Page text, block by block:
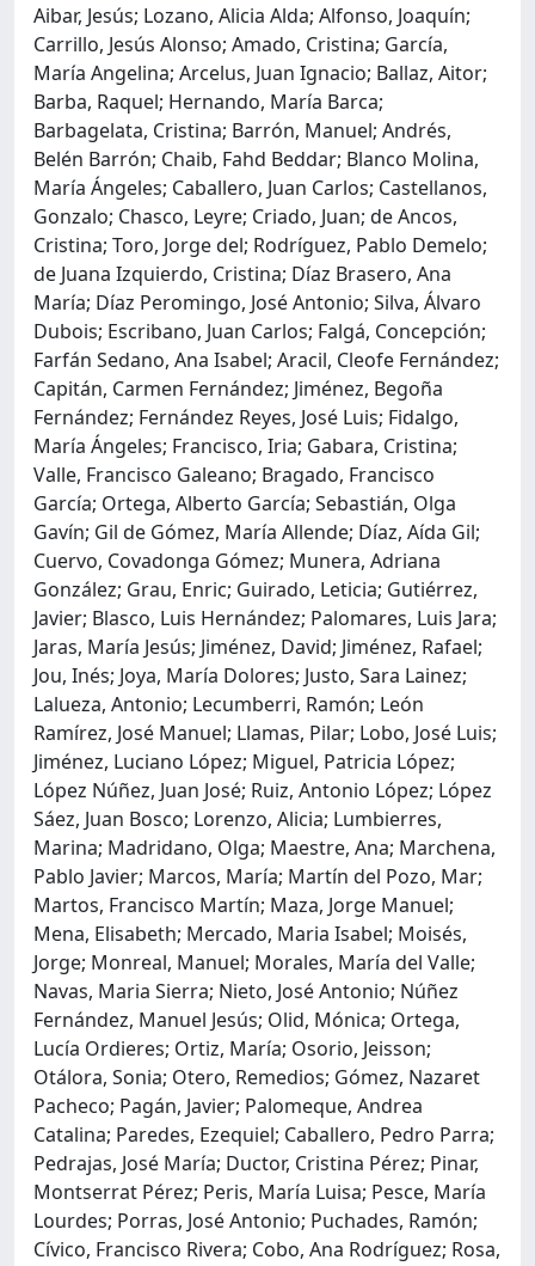
Aibar, Jesús; Lozano, Alicia Alda; Alfonso, Joaquín;
Carrillo, Jesús Alonso; Amado, Cristina; García,
María Angelina; Arcelus, Juan Ignacio; Ballaz, Aitor;
Barba, Raquel; Hernando, María Barca;
Barbagelata, Cristina; Barrón, Manuel; Andrés,
Belén Barrón; Chaib, Fahd Beddar; Blanco Molina,
María Ángeles; Caballero, Juan Carlos; Castellanos,
Gonzalo; Chasco, Leyre; Criado, Juan; de Ancos,
Cristina; Toro, Jorge del; Rodríguez, Pablo Demelo;
de Juana Izquierdo, Cristina; Díaz Brasero, Ana
María; Díaz Peromingo, José Antonio; Silva, Álvaro
Dubois; Escribano, Juan Carlos; Falgá, Concepción;
Farfán Sedano, Ana Isabel; Aracil, Cleofe Fernández;
Capitán, Carmen Fernández; Jiménez, Begoña
Fernández; Fernández Reyes, José Luis; Fidalgo,
María Ángeles; Francisco, Iria; Gabara, Cristina;
Valle, Francisco Galeano; Bragado, Francisco
García; Ortega, Alberto García; Sebastián, Olga
Gavín; Gil de Gómez, María Allende; Díaz, Aída Gil;
Cuervo, Covadonga Gómez; Munera, Adriana
González; Grau, Enric; Guirado, Leticia; Gutiérrez,
Javier; Blasco, Luis Hernández; Palomares, Luis Jara;
Jaras, María Jesús; Jiménez, David; Jiménez, Rafael;
Jou, Inés; Joya, María Dolores; Justo, Sara Lainez;
Lalueza, Antonio; Lecumberri, Ramón; León
Ramírez, José Manuel; Llamas, Pilar; Lobo, José Luis;
Jiménez, Luciano López; Miguel, Patricia López;
López Núñez, Juan José; Ruiz, Antonio López; López
Sáez, Juan Bosco; Lorenzo, Alicia; Lumbierres,
Marina; Madridano, Olga; Maestre, Ana; Marchena,
Pablo Javier; Marcos, María; Martín del Pozo, Mar;
Martos, Francisco Martín; Maza, Jorge Manuel;
Mena, Elisabeth; Mercado, Maria Isabel; Moisés,
Jorge; Monreal, Manuel; Morales, María del Valle;
Navas, Maria Sierra; Nieto, José Antonio; Núñez
Fernández, Manuel Jesús; Olid, Mónica; Ortega,
Lucía Ordieres; Ortiz, María; Osorio, Jeisson;
Otálora, Sonia; Otero, Remedios; Gómez, Nazaret
Pacheco; Pagán, Javier; Palomeque, Andrea
Catalina; Paredes, Ezequiel; Caballero, Pedro Parra;
Pedrajas, José María; Ductor, Cristina Pérez; Pinar,
Montserrat Pérez; Peris, María Luisa; Pesce, María
Lourdes; Porras, José Antonio; Puchades, Ramón;
Cívico, Francisco Rivera; Cobo, Ana Rodríguez; Rosa,